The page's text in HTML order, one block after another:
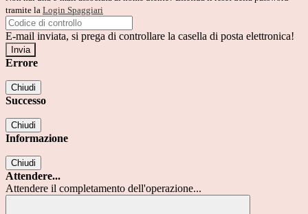
tramite la Login Spaggiari
E-mail inviata, si prega di controllare la casella di posta elettronica!
Errore
Chiudi
Successo
Chiudi
Informazione
Chiudi
Attendere...
Attendere il completamento dell'operazione...